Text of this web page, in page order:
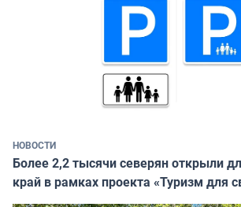
НОВОСТИ
Более 2,2 тысячи северян открыли
край в рамках проекта «Туризм для